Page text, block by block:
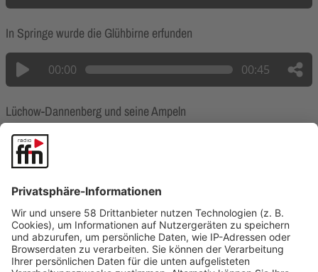
In Springe wurde die Glühbirne erfunden
00:00 00:45
Lüchow-Dannenberg und seine Ampeln
In Wildeshausen steht ein kleines altes Museum mit einem großen
Namen
00:00 00:52